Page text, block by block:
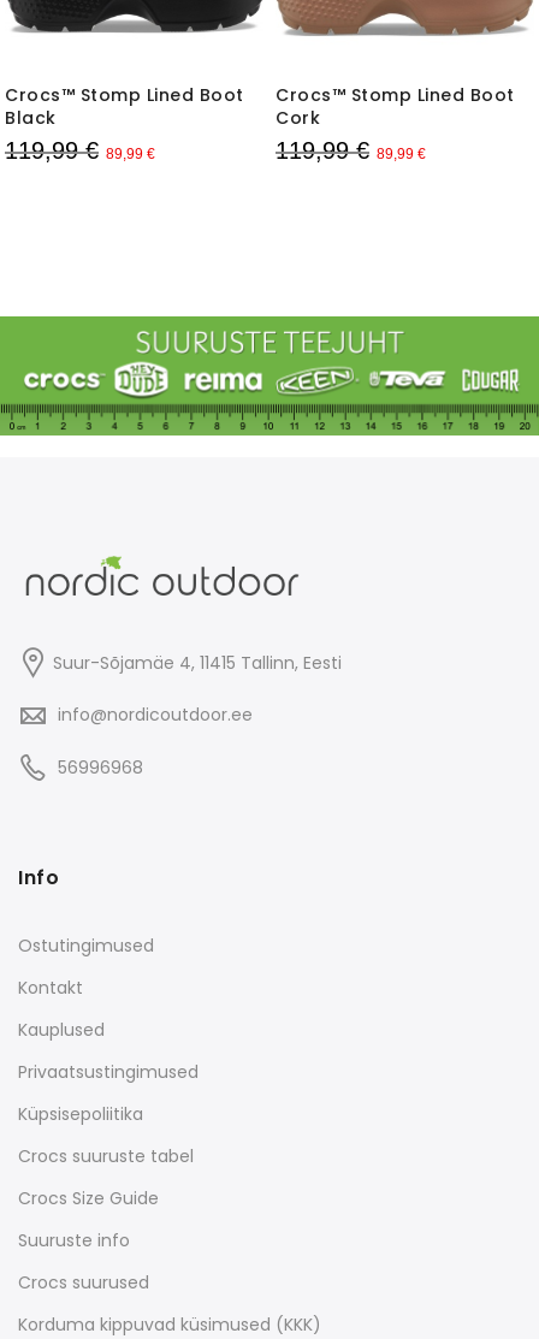
Crocs™ Stomp Lined Boot
Black
119,99 € 89,99 €
Crocs™ Stomp Lined Boot
Cork
119,99 € 89,99 €
Suur-Sõjamäe 4, 11415 Tallinn, Eesti
info@nordicoutdoor.ee
56996968
Info
Ostutingimused
Kontakt
Kauplused
Privaatsustingimused
Küpsisepoliitika
Crocs suuruste tabel
Crocs Size Guide
Suuruste info
Crocs suurused
Korduma kippuvad küsimused (KKK)